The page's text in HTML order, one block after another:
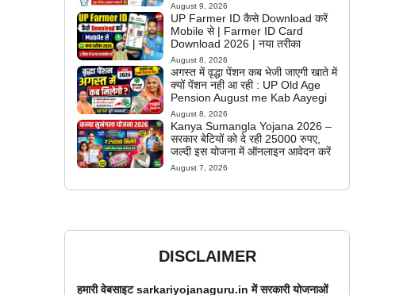
August 9, 2026
UP Farmer ID कैसे Download करें
Mobile से | Farmer ID Card
Download 2026 | नया तरीका
August 8, 2026
अगस्त में वृद्धा पेंशन कब भेजी जाएगी खाते में
क्यों पेंशन नही आ रही : UP Old Age
Pension August me Kab Aayegi
August 8, 2026
Kanya Sumangla Yojana 2026 –
सरकार बेटियों को दे रही 25000 रुपए,
जल्दी इस योजना में ऑनलाइन आवेदन करें
August 7, 2026
DISCLAIMER
हमारी वेबसाइट sarkariyojanaguru.in में सरकारी योजनाओं